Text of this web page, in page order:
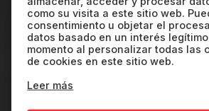
LAS VOCES DEL 32 SUNCINE
Carlos
| Director "No
como su visita a este sitio web.
consentimiento u objetar el
datos basado en un interés
momento al personalizar todas las
de cookies en este sitio web.
Leer más